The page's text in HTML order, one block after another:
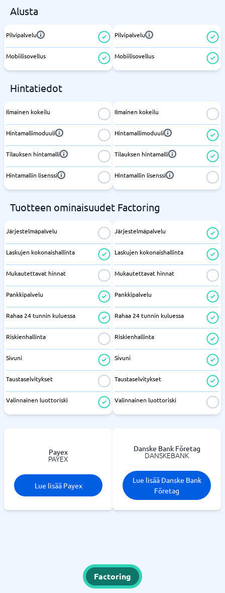
Alusta
Pilvipalvelu
Mobiilisovellus
Pilvipalvelu
Mobiilisovellus
Hintatiedot
Ilmainen kokeilu
Hintamallimoduuli
Tilauksen hintamalli
Hintamallin lisenssi
Ilmainen kokeilu
Hintamallimoduuli
Tilauksen hintamalli
Hintamallin lisenssi
Tuotteen ominaisuudet Factoring
Järjestelmäpalvelu
Laskujen kokonaishallinta
Mukautettavat hinnat
Pankkipalvelu
Rahaa 24 tunnin kuluessa
Riskienhallinta
Sivuni
Taustaselvitykset
Valinnainen luottoriski
Järjestelmäpalvelu
Laskujen kokonaishallinta
Mukautettavat hinnat
Pankkipalvelu
Rahaa 24 tunnin kuluessa
Riskienhallinta
Sivuni
Taustaselvitykset
Valinnainen luottoriski
Payex
PAYEX
Lue lisää Payex
Danske Bank Företag
DANSKEBANK
Lue lisää Danske Bank
Företag
Factoring